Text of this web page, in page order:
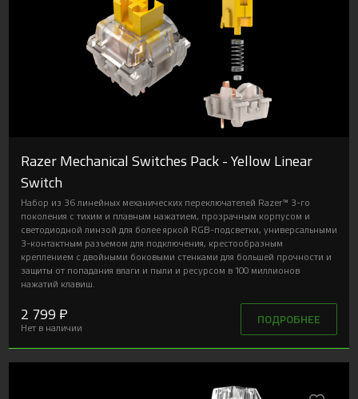
Razer Mechanical Switches Pack - Yellow Linear
Switch
Набор из 36 линейных механических переключателей Razer™ 3-го
поколения с тихим и плавным нажатием, прозрачным корпусом и
светодиодной линзой для более яркой RGB-подсветки, универсальными
3-контактным разъемом для подключения, крестообразным
креплением с двойными боковыми стенками для большей прочности и
защиты от попадания влаги и пыли и ресурсом в 100 миллионов
нажатий клавиш.
2 799 ₽
Нет в наличии
ПОДРОБНЕЕ